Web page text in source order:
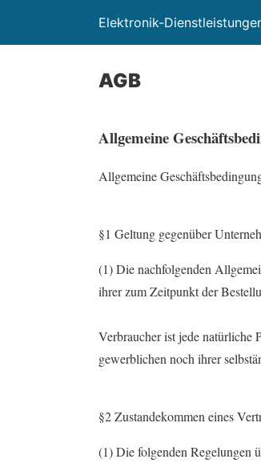
Elektronik-
AGB
Allgemeine
Allgemeine
§1 Geltung gegenüber
(1) Die nachfolgenden
ihrer zum Zeitpunkt der
Verbraucher ist jede natürliche
gewerblichen noch ihrer
§2 Zustandekommen eines
(1) Die folgenden Regelungen